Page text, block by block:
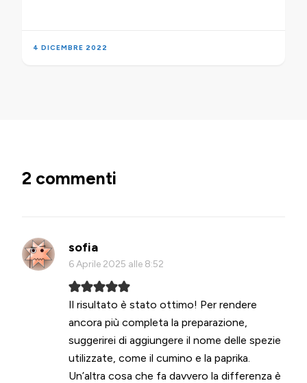
4 DICEMBRE 2022
2 commenti
sofia
6 Aprile 2025 alle 8:52
Il risultato è stato ottimo! Per rendere
ancora più completa la preparazione,
suggerirei di aggiungere il nome delle spezie
utilizzate, come il cumino e la paprika.
Un’altra cosa che fa davvero la differenza è